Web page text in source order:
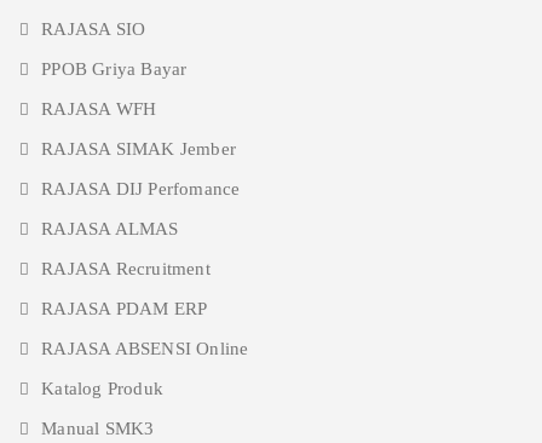
RAJASA SIO
PPOB Griya Bayar
RAJASA WFH
RAJASA SIMAK Jember
RAJASA DIJ Perfomance
RAJASA ALMAS
RAJASA Recruitment
RAJASA PDAM ERP
RAJASA ABSENSI Online
Katalog Produk
Manual SMK3